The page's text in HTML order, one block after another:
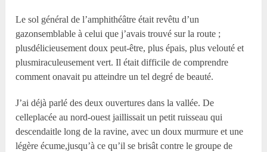
Le sol général de l’amphithéâtre était revêtu d’un
gazonsemblable à celui que j’avais trouvé sur la route ;
plusdélicieusement doux peut-être, plus épais, plus velouté et
plusmiraculeusement vert. Il était difficile de comprendre
comment onavait pu atteindre un tel degré de beauté.
J’ai déjà parlé des deux ouvertures dans la vallée. De
celleplacée au nord-ouest jaillissait un petit ruisseau qui
descendaitle long de la ravine, avec un doux murmure et une
légère écume,jusqu’à ce qu’il se brisât contre le groupe de